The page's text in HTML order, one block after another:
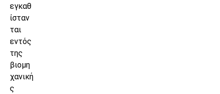
εγκαθ
ίσταν
ται
εντός
της
βιομη
χανική
ς